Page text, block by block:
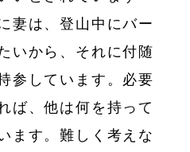
妻は、登山中にバー
いから、それに付随
参しています。必要
ば、他は何を持って
ます。難しく考えな